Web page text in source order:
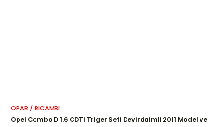
OPAR / RICAMBI
Opel Combo D 1.6 CDTi Triger Seti Devirdaimli 2011 Model ve